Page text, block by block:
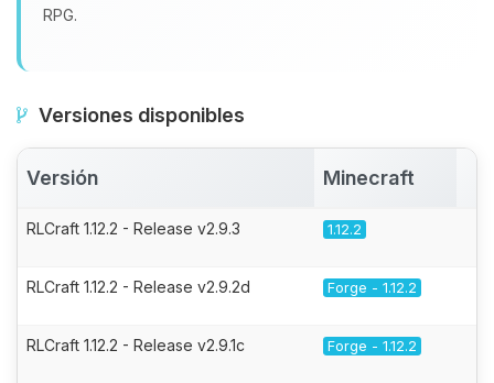
RPG.
Versiones disponibles
Versión Minecraft
RLCraft 1.12.2 - Release v2.9.3 1.12.2
RLCraft 1.12.2 - Release v2.9.2d Forge - 1.12.2
RLCraft 1.12.2 - Release v2.9.1c Forge - 1.12.2